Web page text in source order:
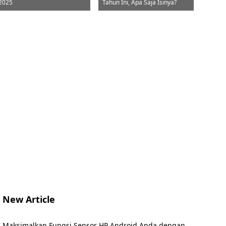
Tahun Ini, Apa Saja Isinya?
New Article